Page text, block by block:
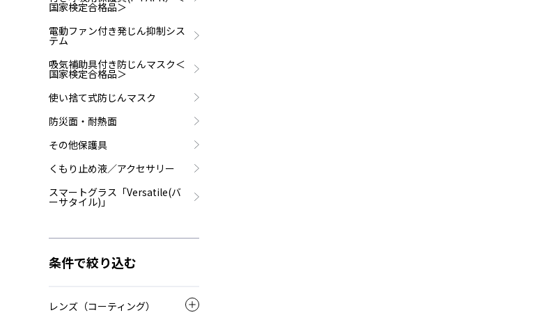
国家検定合格品＞
電動ファン付き発じん抑制シス
テム
吸気補助具付き防じんマスク＜
国家検定合格品＞
使い捨て式防じんマスク
防災面・耐熱面
その他保護具
くもり止め液／アクセサリー
スマートグラス「Versatile(バ
ーサタイル)」
条件で絞り込む
レンズ（コーティング）